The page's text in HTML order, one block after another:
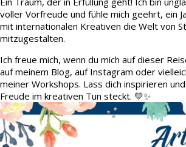
voller Vorfreude und fühle mich geehrt, ein
mit internationalen Kreativen die Welt von
mitzugestalten.
Ich freue mich, wenn du mich auf dieser
auf meinem Blog, auf Instagram oder
meiner Workshops. Lass dich inspirieren
Freude im kreativen Tun steckt. 💛✨